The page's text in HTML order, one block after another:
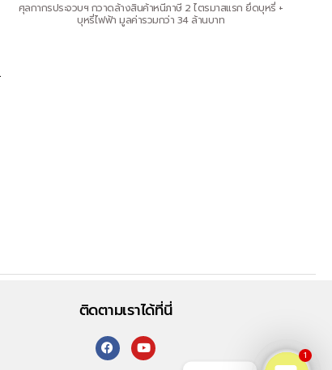
ศุลกากรประจวบฯ กวาดล้างสินค้าหนีภาษี 2 ไตรมาสแรก ยึดบุหรี่ +
บุหรี่ไฟฟ้า มูลค่ารวมกว่า 34 ล้านบาท
ติดตามเราได้ที่นี่
1